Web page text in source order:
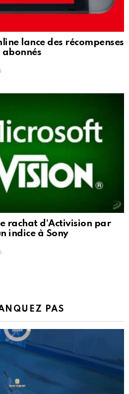
lance des récompenses
abonnés
rachat d’Activision par
indice à Sony
PAS